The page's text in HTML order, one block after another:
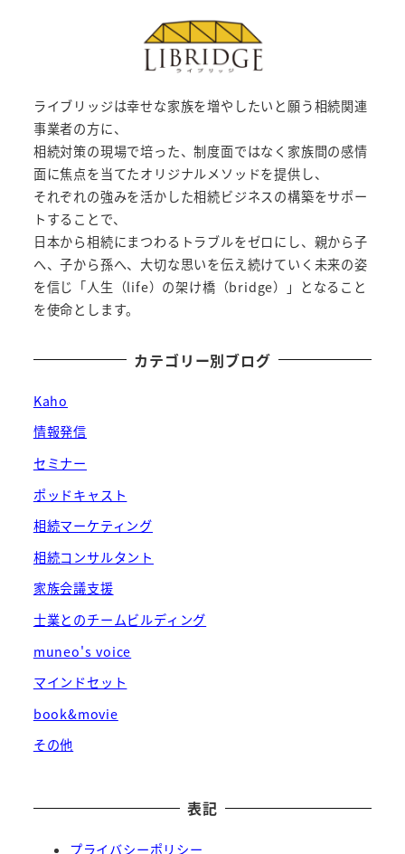
送
り
ライブリッジは幸せな家族を増やしたいと願う相続関連
事業者の方に、
相続対策の現場で培った、制度面ではなく家族間の感情
面に焦点を当てたオリジナルメソッドを提供し、
それぞれの強みを活かした相続ビジネスの構築をサポー
トすることで、
日本から相続にまつわるトラブルをゼロにし、親から子
へ、子から孫へ、大切な思いを伝え続けていく未来の姿
を信じ「人生（life）の架け橋（bridge）」となること
を使命とします。
カテゴリー別ブログ
Kaho
情報発信
セミナー
ポッドキャスト
相続マーケティング
相続コンサルタント
家族会議支援
士業とのチームビルディング
muneo's voice
マインドセット
book&movie
その他
表記
プライバシーポリシー